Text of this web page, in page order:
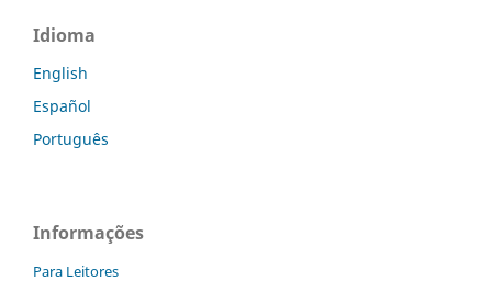
Idioma
English
Español
Português
Informações
Para Leitores